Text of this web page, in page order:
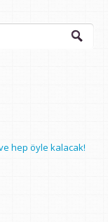
ve hep öyle kalacak!